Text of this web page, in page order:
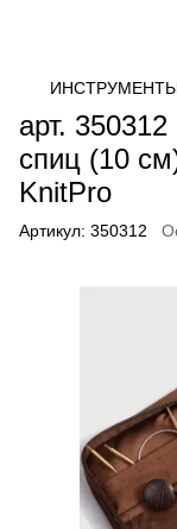
арт.
спиц (10
KnitPro
Артикул: 350312